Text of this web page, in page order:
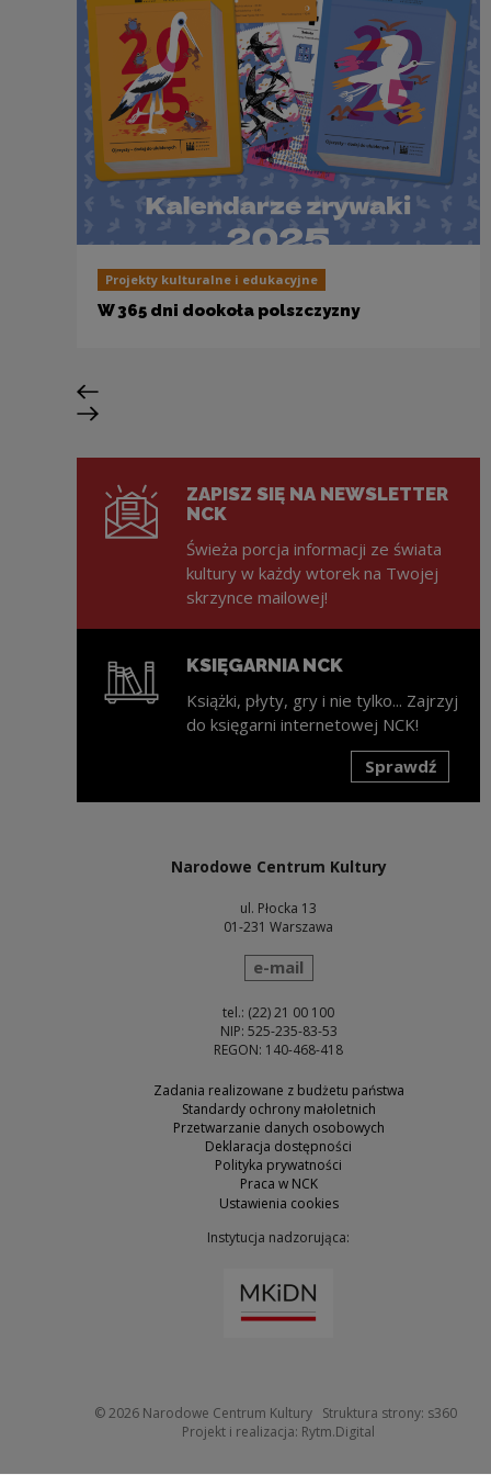
Projekty kulturalne i edukacyjne
W 365 dni dookoła polszczyzny
Poprzedni slajd
Następny slajd
ZAPISZ SIĘ NA NEWSLETTER
NCK
Świeża porcja informacji ze świata
kultury w każdy wtorek na Twojej
skrzynce mailowej!
KSIĘGARNIA NCK
Książki, płyty, gry i nie tylko... Zajrzyj
do księgarni internetowej NCK!
Sprawdź
Narodowe Centrum Kultury
ul. Płocka 13
01-231 Warszawa
wyślij wiadomość
e-mail
tel.: (22) 21 00 100
NIP: 525-235-83-53
REGON: 140-468-418
Zadania realizowane z budżetu państwa
Standardy ochrony małoletnich
Przetwarzanie danych osobowych
Deklaracja dostępności
Polityka prywatności
Praca w NCK
Ustawienia cookies
Instytucja nadzorująca:
© 2026 Narodowe Centrum KulturyStruktura strony: s360
Projekt i realizacja: Rytm.Digital